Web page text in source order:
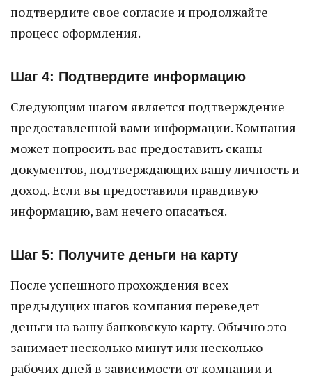
подтвердите свое согласие и продолжайте
процесс оформления.
Шаг 4: Подтвердите информацию
Следующим шагом является подтверждение
предоставленной вами информации. Компания
может попросить вас предоставить сканы
документов, подтверждающих вашу личность и
доход. Если вы предоставили правдивую
информацию, вам нечего опасаться.
Шаг 5: Получите деньги на карту
После успешного прохождения всех
предыдущих шагов компания переведет
деньги на вашу банковскую карту. Обычно это
занимает несколько минут или несколько
рабочих дней в зависимости от компании и